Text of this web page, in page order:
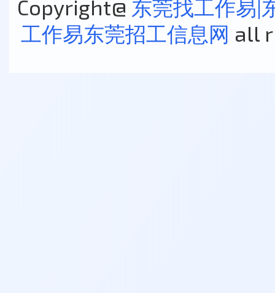
Copyright@ 东莞找工作易|
工作易东莞招工信息网 all